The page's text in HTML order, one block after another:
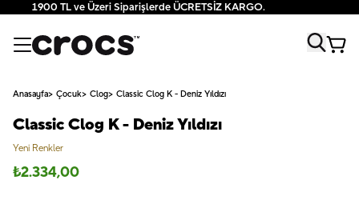
1900 TL ve Üzeri Siparişlerde ÜCRETSİZ KARGO.
Anasayfa Çocuk Clog Classic Clog K - Deniz Yıldızı
Classic Clog K - Deniz Yıldızı
Yeni Renkler
₺2.334,00